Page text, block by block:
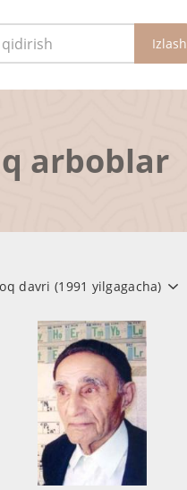
Izlash
arboblar
davri (1991 yilgagacha)